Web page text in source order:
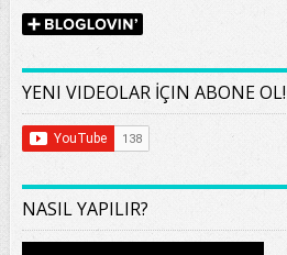
YENI VIDEOLAR İÇIN ABONE OL!
NASIL YAPILIR?